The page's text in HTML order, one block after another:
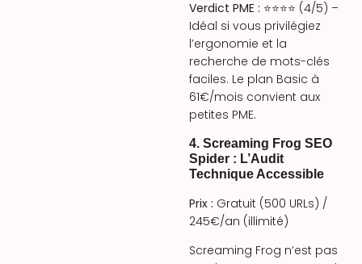
Verdict PME : ⭐⭐⭐⭐ (4/5) –
Idéal si vous privilégiez
l’ergonomie et la
recherche de mots-clés
faciles. Le plan Basic à
61€/mois convient aux
petites PME.
4. Screaming Frog SEO
Spider : L’Audit
Technique Accessible
Prix : Gratuit (500 URLs) /
245€/an (illimité)
Screaming Frog n’est pas